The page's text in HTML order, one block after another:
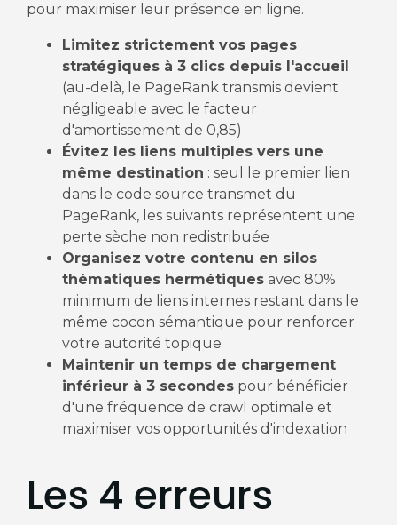
pour maximiser leur présence en ligne.
Limitez strictement vos pages
stratégiques à 3 clics depuis l'accueil
(au-delà, le PageRank transmis devient
négligeable avec le facteur
d'amortissement de 0,85)
Évitez les liens multiples vers une
même destination : seul le premier lien
dans le code source transmet du
PageRank, les suivants représentent une
perte sèche non redistribuée
Organisez votre contenu en silos
thématiques hermétiquesavec 80%
minimum de liens internes restant dans le
même cocon sémantique pour renforcer
votre autorité topique
Maintenir un temps de chargement
inférieur à 3 secondespour bénéficier
d'une fréquence de crawl optimale et
maximiser vos opportunités d'indexation
Les 4 erreurs